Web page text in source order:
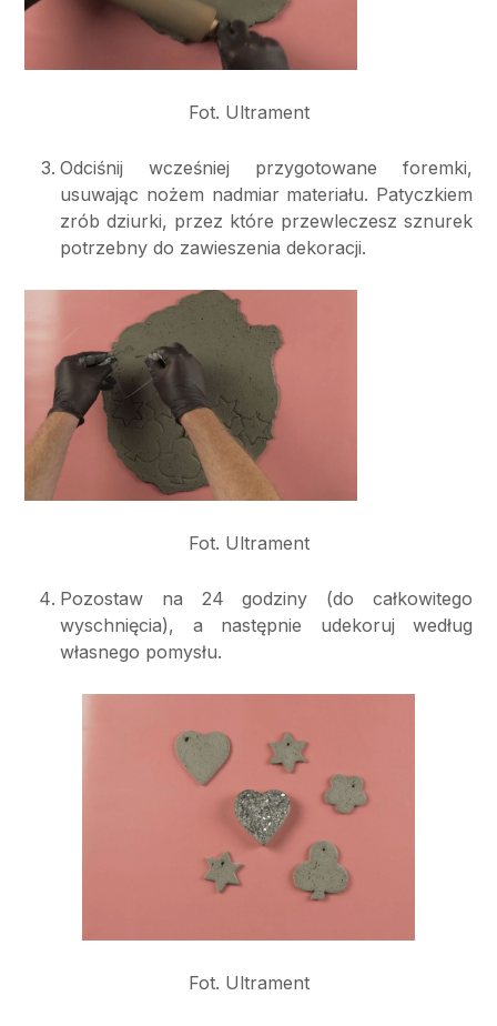
Fot. Ultrament
Odciśnij wcześniej przygotowane foremki,
usuwając nożem nadmiar materiału. Patyczkiem
zrób dziurki, przez które przewleczesz sznurek
potrzebny do zawieszenia dekoracji.
Fot. Ultrament
Pozostaw na 24 godziny (do całkowitego
wyschnięcia), a następnie udekoruj według
własnego pomysłu.
Fot. Ultrament